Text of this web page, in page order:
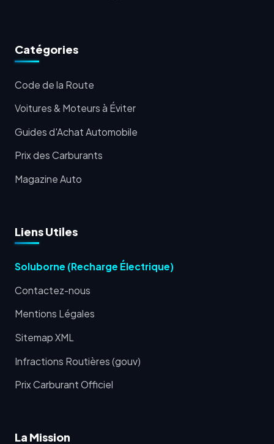
Catégories
Code de la Route
Voitures & Moteurs à Éviter
Guides d'Achat Automobile
Prix des Carburants
Magazine Auto
Liens Utiles
Soluborne (Recharge Électrique)
Contactez-nous
Mentions Légales
Sitemap XML
Infractions Routières (gouv)
Prix Carburant Officiel
La Mission